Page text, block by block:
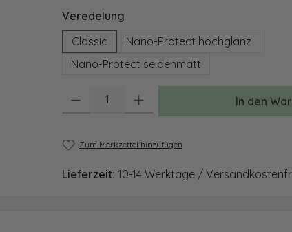
Veredelungauswählen
Classic
Nano-Protect hochglanz
Nano-Protect seidenmatt
Produkt Anzahl: Gib den gewünschten Wert ein
In den
Zum Merkzettel hinzufügen
Lieferzeit: 10-14 Werktage /